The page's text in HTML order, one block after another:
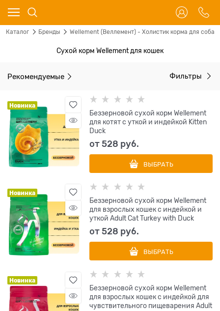
Каталог Бренды Wellement (Веллемент) - Холистик корма для собак
Сухой корм Wellement для кошек
Рекомендуемые Фильтры
Новинка
Беззерновой сухой корм Wellement
для котят с уткой и индейкой Kitten
Duck
от528 руб.
ВЫБРАТЬ
Новинка
Беззерновой сухой корм Wellement
для взрослых кошек с индейкой и
уткой Adult Cat Turkey with Duck
от528 руб.
ВЫБРАТЬ
Новинка
Беззерновой сухой корм Wellement
для взрослых кошек с индейкой для
чувствительного пищеварения Adult